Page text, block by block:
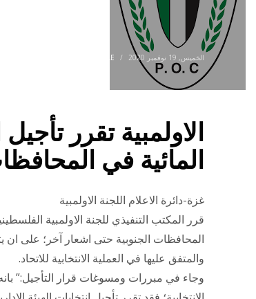
الخميس, 19 نوفمبر 2020 /
PLE
الاولمبية تقرر
المائية في
غزة-دائرة الاعلام اللجنة الاولمبية
قرر المكتب التنفيذي للجنة الاولمبية
المحافظات الجنوبية حتى اشعار آخر؛ على ان
والمتفق عليها في العملية الانتخابية للاتحاد.
وجاء في مبررات ومسوغات قرار التأجيل:”